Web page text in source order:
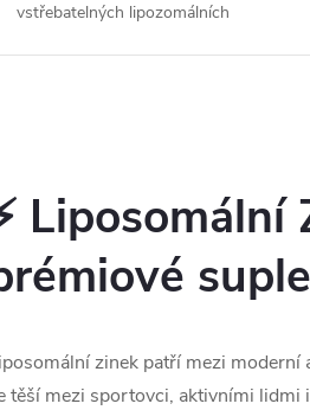
vstřebatelných lipozomálních
zinek patří mezi moderní
těší mezi sportovci, aktivními lidmi